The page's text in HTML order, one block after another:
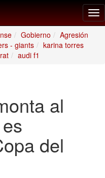
Gobierno
Agresión
- giants
karina torres
audi f1
al
del